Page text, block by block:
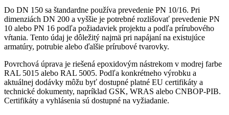
Do DN 150 sa štandardne používa prevedenie PN 10/16. Pri
dimenziách DN 200 a vyššie je potrebné rozlišovať prevedenie PN
10 alebo PN 16 podľa požiadaviek projektu a podľa prírubového
vŕtania. Tento údaj je dôležitý najmä pri napájaní na existujúce
armatúry, potrubie alebo ďalšie prírubové tvarovky.
Povrchová úprava je riešená epoxidovým nástrekom v modrej farbe
RAL 5015 alebo RAL 5005. Podľa konkrétneho výrobku a
aktuálnej dodávky môžu byť dostupné platné EU certifikáty a
technické dokumenty, napríklad GSK, WRAS alebo CNBOP-PIB.
Certifikáty a vyhlásenia sú dostupné na vyžiadanie.